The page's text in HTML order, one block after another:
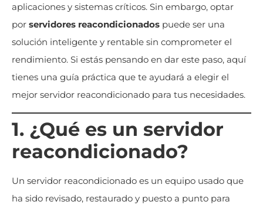
aplicaciones y sistemas críticos. Sin embargo, optar
por servidores reacondicionados puede ser una
solución inteligente y rentable sin comprometer el
rendimiento. Si estás pensando en dar este paso, aquí
tienes una guía práctica que te ayudará a elegir el
mejor servidor reacondicionado para tus necesidades.
1. ¿Qué es un servidor
reacondicionado?
Un servidor reacondicionado es un equipo usado que
ha sido revisado, restaurado y puesto a punto para